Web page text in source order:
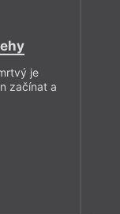
je
začínat a